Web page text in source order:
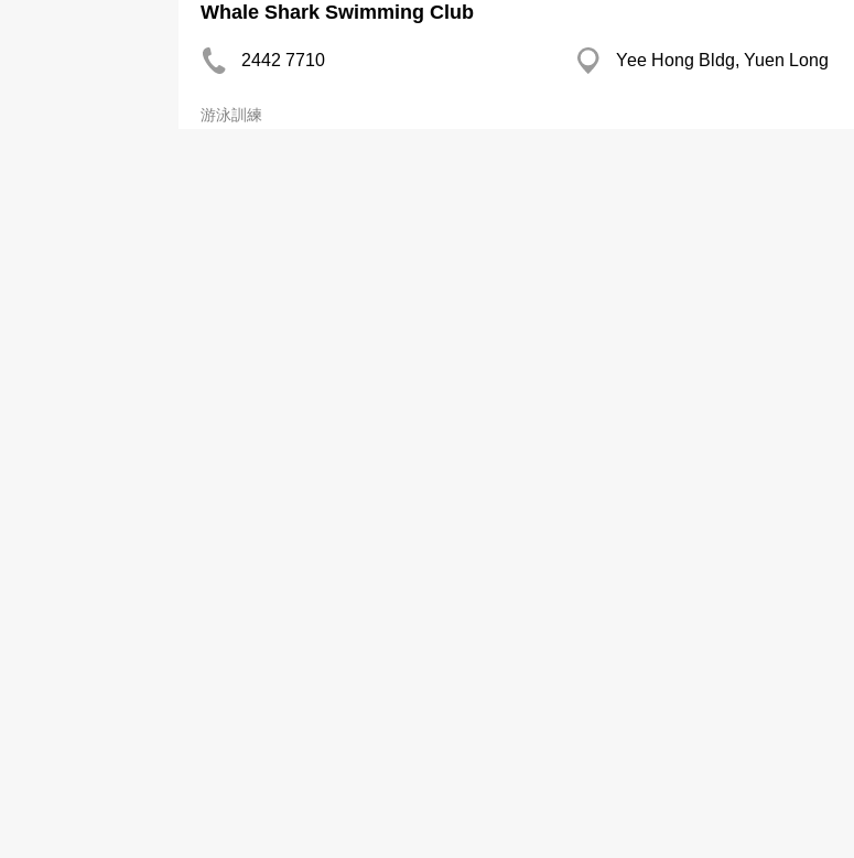
Whale Shark Swimming Club
2442 7710 Yee Hong Bldg, Yuen Long
游泳訓練